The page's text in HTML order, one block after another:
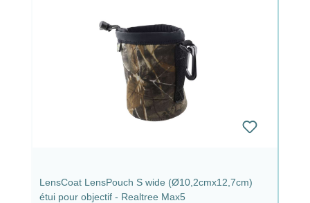
LensCoat LensPouch S wide (Ø10,2cmx12,7cm)
étui pour objectif - Realtree Max5